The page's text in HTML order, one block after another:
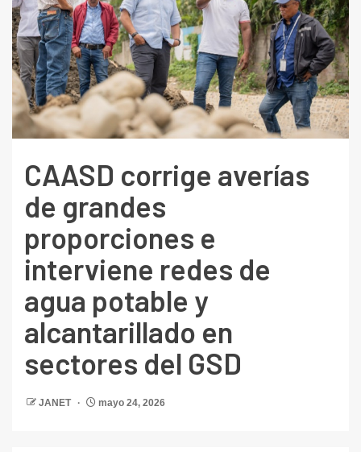
CAASD corrige averías
de grandes
proporciones e
interviene redes de
agua potable y
alcantarillado en
sectores del GSD
JANET mayo 24, 2026